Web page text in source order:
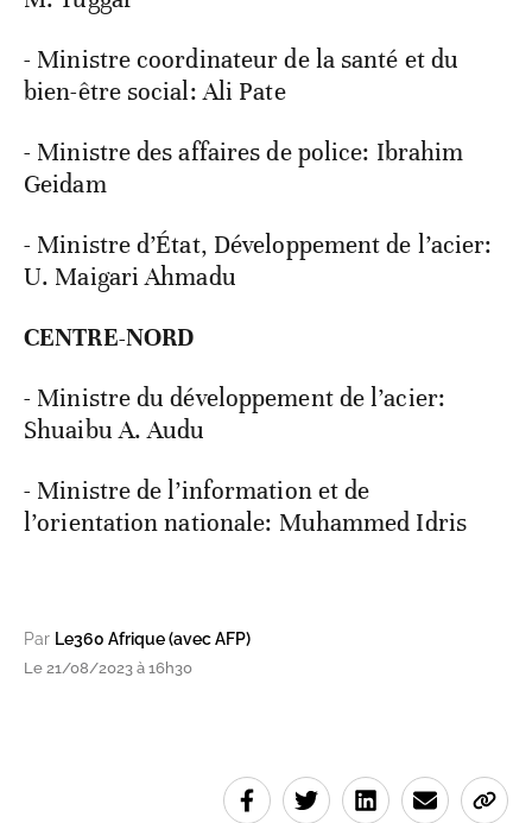
- Ministre coordinateur de la santé et du
bien-être social: Ali Pate
- Ministre des affaires de police: Ibrahim
Geidam
- Ministre d’État, Développement de l’acier:
U. Maigari Ahmadu
CENTRE-NORD
- Ministre du développement de l’acier:
Shuaibu A. Audu
- Ministre de l’information et de
l’orientation nationale: Muhammed Idris
Par Le360 Afrique (avec AFP)
Le 21/08/2023 à 16h30